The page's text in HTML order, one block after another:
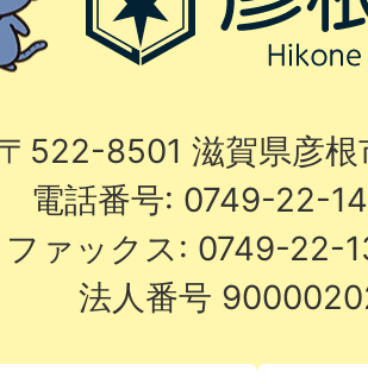
522-8501 滋賀県彦
電話番号: 0749-22-
ファックス: 0749-22-
法人番号